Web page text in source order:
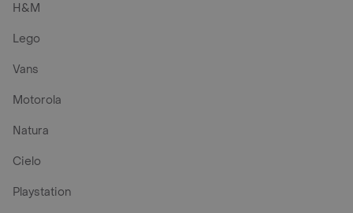
H&M
Lego
Vans
Motorola
Natura
Cielo
Playstation